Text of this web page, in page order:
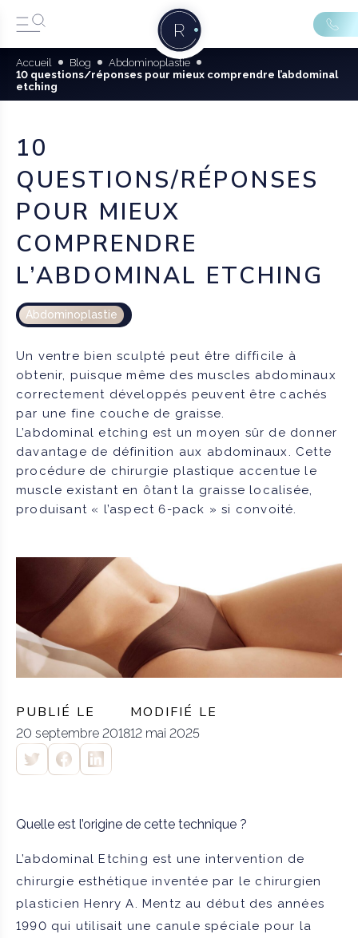
Accueil Blog
Abdominoplastie
10 questions/réponses pour mieux comprendre l’abdominal
etching
10
QUESTIONS/RÉPONSES
POUR MIEUX
COMPRENDRE
L’ABDOMINAL ETCHING
Abdominoplastie
Un ventre bien sculpté peut être difficile à
obtenir, puisque même des muscles abdominaux
correctement développés peuvent être cachés
par une fine couche de graisse.
L’abdominal etching est un moyen sûr de donner
davantage de définition aux abdominaux. Cette
procédure de chirurgie plastique accentue le
muscle existant en ôtant la graisse localisée,
produisant « l’aspect 6-pack » si convoité.
PUBLIÉ LE
20 septembre 2018
MODIFIÉ LE
12 mai 2025
Quelle est l’origine de cette technique ?
L’abdominal Etching est une intervention de
chirurgie esthétique inventée par le chirurgien
plasticien Henry A. Mentz au début des années
1990 qui utilisait une canule spéciale pour la